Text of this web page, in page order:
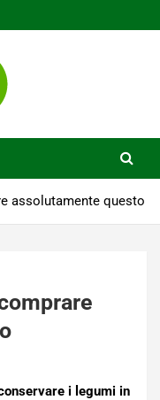
assolutamente questo
i legumi in